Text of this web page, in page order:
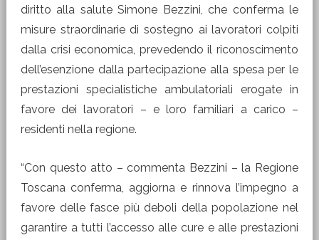
diritto alla salute Simone Bezzini, che conferma le
misure straordinarie di sostegno ai lavoratori colpiti
dalla crisi economica, prevedendo il riconoscimento
dell’esenzione dalla partecipazione alla spesa per le
prestazioni specialistiche ambulatoriali erogate in
favore dei lavoratori – e loro familiari a carico –
residenti nella regione.
“Con questo atto – commenta Bezzini – la Regione
Toscana conferma, aggiorna e rinnova l’impegno a
favore delle fasce più deboli della popolazione nel
garantire a tutti l’accesso alle cure e alle prestazioni